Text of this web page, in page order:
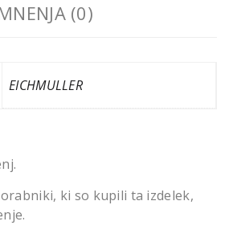
(0)
EICHMULLER
ki so kupili ta izdelek,